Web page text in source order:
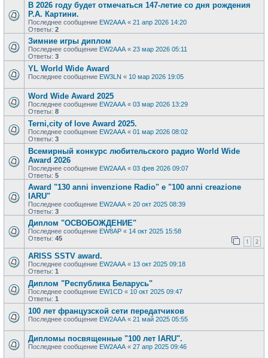
В 2026 году будет отмечаться 147-летие со дня рождения
Р.А. Картини.
Последнее сообщение EW2AAA « 21 апр 2026 14:20
Ответы: 2
Зимние игры диплом
Последнее сообщение EW2AAA « 23 мар 2026 05:11
Ответы: 3
YL World Wide Award
Последнее сообщение EW3LN « 10 мар 2026 19:05
Word Wide Award 2025
Последнее сообщение EW2AAA « 03 мар 2026 13:29
Ответы: 8
Terni,city of love Award 2025.
Последнее сообщение EW2AAA « 01 мар 2026 08:02
Ответы: 3
Всемирный конкурс любительского радио World Wide
Award 2026
Последнее сообщение EW2AAA « 03 фев 2026 09:07
Ответы: 5
Award "130 anni invenzione Radio" e "100 anni creazione
IARU"
Последнее сообщение EW2AAA « 20 окт 2025 08:39
Ответы: 3
Диплом "ОСВОБОЖДЕНИЕ"
Последнее сообщение EW8AP « 14 окт 2025 15:58
Ответы: 45 1 2
ARISS SSTV award.
Последнее сообщение EW2AAA « 13 окт 2025 09:18
Ответы: 1
Диплом "Республика Беларусь"
Последнее сообщение EW1CD « 10 окт 2025 09:47
Ответы: 1
100 лет французской сети передатчиков
Последнее сообщение EW2AAA « 21 май 2025 05:55
Дипломы посвященные "100 лет IARU".
Последнее сообщение EW2AAA « 27 апр 2025 09:46